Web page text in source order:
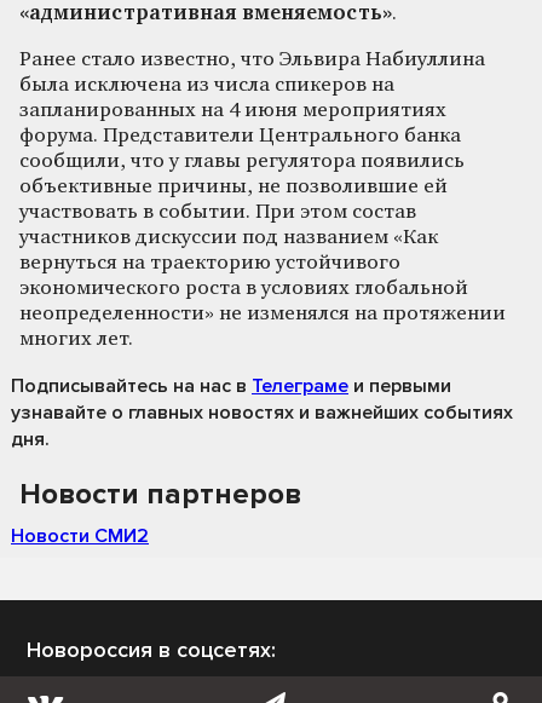
«административная вменяемость».
Ранее стало известно, что Эльвира Набиуллина
была исключена из числа спикеров на
запланированных на 4 июня мероприятиях
форума. Представители Центрального банка
сообщили, что у главы регулятора появились
объективные причины, не позволившие ей
участвовать в событии. При этом состав
участников дискуссии под названием «Как
вернуться на траекторию устойчивого
экономического роста в условиях глобальной
неопределенности» не изменялся на протяжении
многих лет.
Подписывайтесь на нас в Телеграме и первыми
узнавайте о главных новостях и важнейших событиях
дня.
Новости партнеров
Новости СМИ2
Новороссия в соцсетях: